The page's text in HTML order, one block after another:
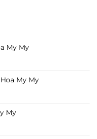
My My
My My
My